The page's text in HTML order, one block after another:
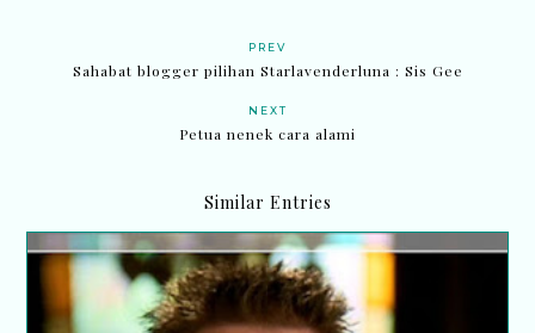
PREV
Sahabat blogger pilihan Starlavenderluna : Sis Gee
NEXT
Petua nenek cara alami
Similar Entries